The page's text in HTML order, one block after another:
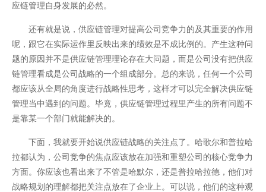
开云全站安全
应链管理自身发展的必然。
还有就是说，供应链管理对提高公司竞争力的及其重要的作用
呢，跟它在实际运作里反映出来的绩效是不成比例的。产生这种问
题的原因并不是供应链管理理论存在大问题，而是公司没有把供应
链管理看成是公司战略的一个组成部分。总的来说，任何一个公司
都应该从全局的角度进行战略性思考，这样才可以完全解决供应链
管理当中遇到的问题。毕竟，供应链管理过程里产生的所有问题不
是靠某一个部门就能解决的。
下面，我就要开始说供应链战略的关注点了。哈歌尔和普拉哈
拉都认为，公司竞争的焦点应该放在加强和重塑公司的核心竞争力
方面。你应该也看出来了不管是哈默尔，还是普拉哈拉德，他们对
战略规划的理解都把关注点放在了企业上。可以说，他们的这种观